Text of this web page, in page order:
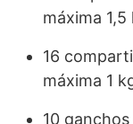
máxima
16
máxima 1
10